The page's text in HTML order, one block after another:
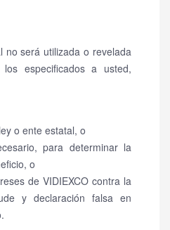
no será utilizada o revelada
especificados a usted,
o ente estatal, o
para determinar la
o
de VIDIEXCO contra la
y declaración falsa en